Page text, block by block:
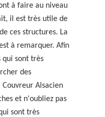
à faire au niveau
il est très utile de
ces structures. La
à remarquer. Afin
qui sont très
des
Alsacien
et n'oubliez pas
sont très